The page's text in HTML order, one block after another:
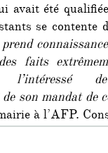
avait été
se contente
faits
de
son mandat de
à l’AFP.